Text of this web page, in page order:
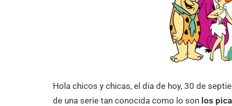
Hola chicos y chicas, el dia de hoy, 30 de
de una serie tan conocida como lo son los